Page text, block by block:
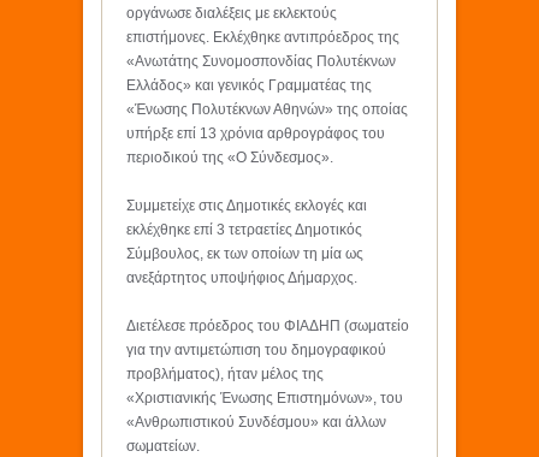
οργάνωσε διαλέξεις με εκλεκτούς
επιστήμονες. Εκλέχθηκε αντιπρόεδρος της
«Ανωτάτης Συνομοσπονδίας Πολυτέκνων
Ελλάδος» και γενικός Γραμματέας της
«Ένωσης Πολυτέκνων Αθηνών» της οποίας
υπήρξε επί 13 χρόνια αρθρογράφος του
περιοδικού της «Ο Σύνδεσμος».
Συμμετείχε στις Δημοτικές εκλογές και
εκλέχθηκε επί 3 τετραετίες Δημοτικός
Σύμβουλος, εκ των οποίων τη μία ως
ανεξάρτητος υποψήφιος Δήμαρχος.
Διετέλεσε πρόεδρος του ΦΙΑΔΗΠ (σωματείο
για την αντιμετώπιση του δημογραφικού
προβλήματος), ήταν μέλος της
«Χριστιανικής Ένωσης Επιστημόνων», του
«Ανθρωπιστικού Συνδέσμου» και άλλων
σωματείων.